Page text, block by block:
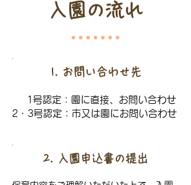
入園の流れ
1. お問い合わせ先
1号認定：園に直接、お問い合わせ
2・3号認定：市又は園にお問い合わせ
2. 入園申込書の提出